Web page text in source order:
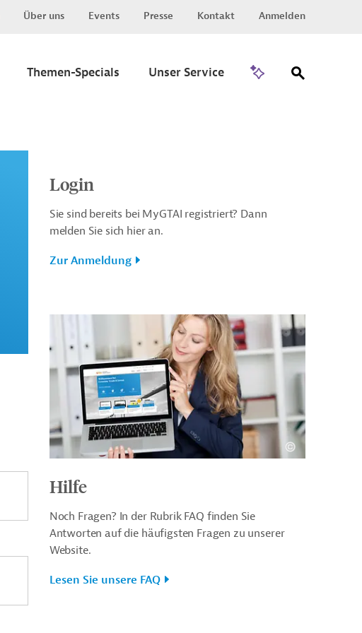
Über uns Events Presse Kontakt Anmelden
Themen-Specials Unser Service
Login
Sie sind bereits bei MyGTAI registriert? Dann
melden Sie sich hier an.
Zur Anmeldung
Hilfe
Noch Fragen? In der Rubrik FAQ finden Sie
Antworten auf die häufigsten Fragen zu unserer
Website.
Lesen Sie unsere FAQ